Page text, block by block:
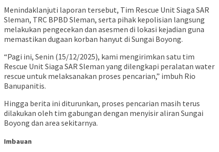
Menindaklanjuti laporan tersebut, Tim Rescue Unit Siaga SAR
Sleman, TRC BPBD Sleman, serta pihak kepolisian langsung
melakukan pengecekan dan asesmen di lokasi kejadian guna
memastikan dugaan korban hanyut di Sungai Boyong.
“Pagi ini, Senin (15/12/2025), kami mengirimkan satu tim
Rescue Unit Siaga SAR Sleman yang dilengkapi peralatan water
rescue untuk melaksanakan proses pencarian,” imbuh Rio
Banupanitis.
Hingga berita ini diturunkan, proses pencarian masih terus
dilakukan oleh tim gabungan dengan menyisir aliran Sungai
Boyong dan area sekitarnya.
Imbauan